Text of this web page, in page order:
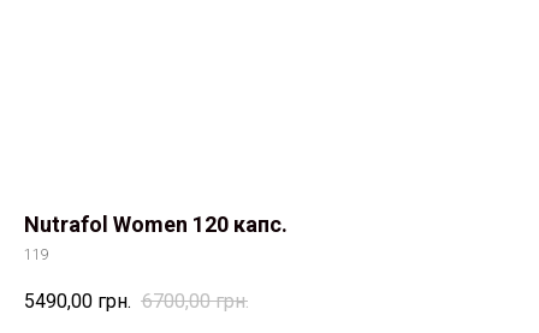
Nutrafol Women 120 капс.
119
5490,00 грн. 6700,00 грн.